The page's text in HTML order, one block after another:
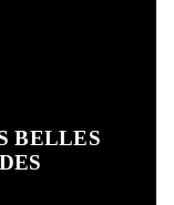
BELLES